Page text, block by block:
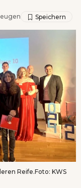
Reife.Foto: KWS